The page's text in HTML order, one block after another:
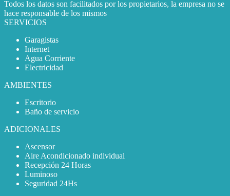
Todos los datos son facilitados por los propietarios, la empresa no se
hace responsable de los mismos
SERVICIOS
Garagistas
Internet
Agua Corriente
Electricidad
AMBIENTES
Escritorio
Baño de servicio
ADICIONALES
Ascensor
Aire Acondicionado individual
Recepción 24 Horas
Luminoso
Seguridad 24Hs